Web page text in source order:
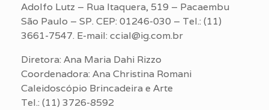
Adolfo Lutz – Rua Itaquera, 519 – Pacaembu
São Paulo – SP. CEP: 01246-030 – Tel.: (11)
3661-7547. E-mail: ccial@ig.com.br
Diretora: Ana Maria Dahi Rizzo
Coordenadora: Ana Christina Romani
Caleidoscópio Brincadeira e Arte
Tel.: (11) 3726-8592